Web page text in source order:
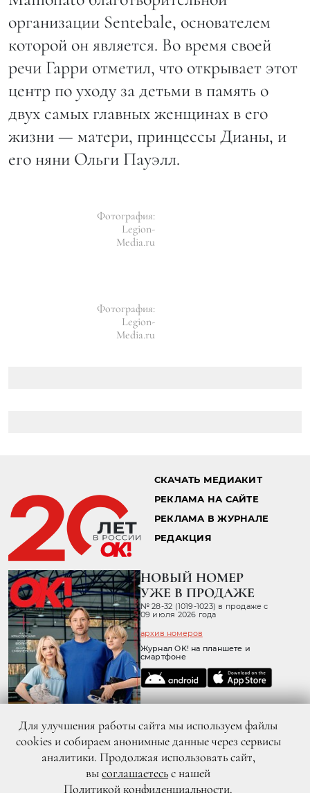
организации Sentebale, основателем
которой он является. Во время своей
речи Гарри отметил, что открывает этот
центр по уходу за детьми в память о
двух самых главных женщинах в его
жизни — матери, принцессы Дианы, и
его няни Ольги Пауэлл.
Фотография:
Legion-
Media.ru
Фотография:
Legion-
Media.ru
СКАЧАТЬ МЕДИАКИТ
РЕКЛАМА НА САЙТЕ
РЕКЛАМА В ЖУРНАЛЕ
РЕДАКЦИЯ
НОВЫЙ НОМЕР
УЖЕ В ПРОДАЖЕ
№ 28-32 (1019-1023) в продаже с
09 июля 2026 года
архив номеров
Журнал OK! на планшете и
смартфоне
© 2026 ООО «ХИТ ТВ» Все права защищены. 16+
Для улучшения работы сайта мы используем файлы
cookies и собираем анонимные данные через сервисы
аналитики. Продолжая использовать сайт,
высоглашаетесьс нашей
Политикой конфиденциальности.